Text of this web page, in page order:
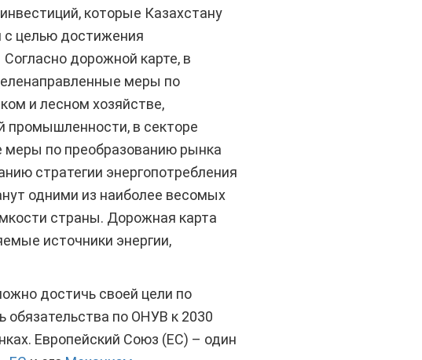
которые Казахстану
с целью достижения
дорожной карте, в
меры по
и лесном хозяйстве,
промышленности, в секторе
меры по преобразованию рынка
стратегии энергопотребления
одними из наиболее весомых
страны. Дорожная карта
источники энергии,
достичь своей цели по
обязательства по ОНУВ к 2030
Европейский Союз (ЕС) – один